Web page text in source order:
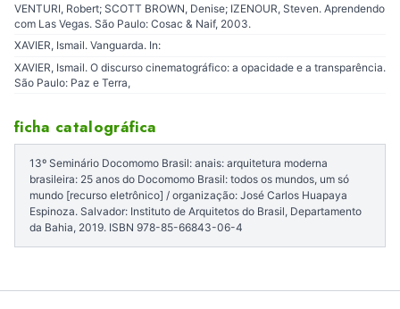
VENTURI, Robert; SCOTT BROWN, Denise; IZENOUR, Steven. Aprendendo
com Las Vegas. São Paulo: Cosac & Naif, 2003.
XAVIER, Ismail. Vanguarda. In:
XAVIER, Ismail. O discurso cinematográfico: a opacidade e a transparência.
São Paulo: Paz e Terra,
ficha catalográfica
13º Seminário Docomomo Brasil: anais: arquitetura moderna
brasileira: 25 anos do Docomomo Brasil: todos os mundos, um só
mundo [recurso eletrônico] / organização: José Carlos Huapaya
Espinoza. Salvador: Instituto de Arquitetos do Brasil, Departamento
da Bahia, 2019. ISBN 978-85-66843-06-4